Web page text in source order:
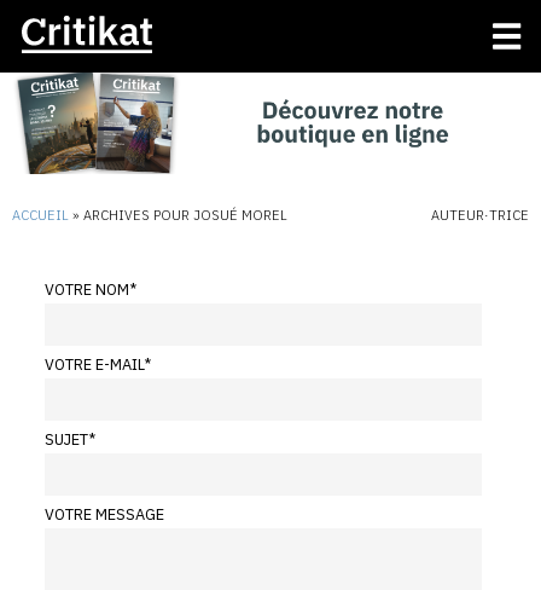
ACCUEIL » ARCHIVES POUR JOSUÉ MOREL AUTEUR·TRICE
VOTRE NOM*
VOTRE E-MAIL*
SUJET*
VOTRE MESSAGE